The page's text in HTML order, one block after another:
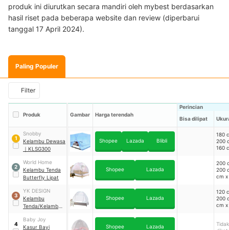
produk ini diurutkan secara mandiri oleh mybest berdasarkan
hasil riset pada beberapa website dan review (diperbarui
tanggal 17 April 2024).
Paling Populer
Filter
Produk Gambar Harga terendah
Perincian
Bisa dilipat
1
Snobby
Kelambu Dewasa
｜ KLSG300
Shopee Lazada Blibli
180
200
160
2
World Home
Kelambu Tenda
Butterfly Lipat
Shopee Lazada
200
200
cm x
3
YK DESIGN
Kelambu
Tenda/Kelambu
Nyamuk｜
Shopee Lazada
120
200
cm x
4
Baby Joy
Kasur Bayi
Shopee Lazada
Tidak